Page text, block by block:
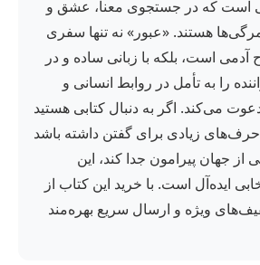
است که در جستجوی معنا، عشق و
هستند. «عبور» نه تنها سفری
آدمی است، بلکه با زبانی ساده و در
را به تأمل در روابط انسانی و
می‌کند. اگر به دنبال کتابی هستید
زیادی برای گفتن داشته باشد
از جهان پیرامون جدا کند، این
ایده‌آل است. با خرید این کتاب از
ویژه و ارسال سریع بهره‌مند